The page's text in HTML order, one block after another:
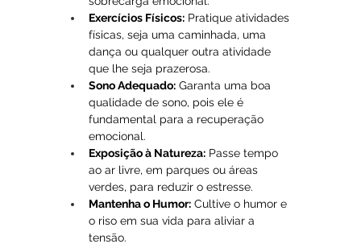
Exercícios Físicos: Pratique atividades
físicas, seja uma caminhada, uma
dança ou qualquer outra atividade
que lhe seja prazerosa.
Sono Adequado: Garanta uma boa
qualidade de sono, pois ele é
fundamental para a recuperação
emocional.
Exposição à Natureza: Passe tempo
ao ar livre, em parques ou áreas
verdes, para reduzir o estresse.
Mantenha o Humor: Cultive o humor e
o riso em sua vida para aliviar a
tensão.